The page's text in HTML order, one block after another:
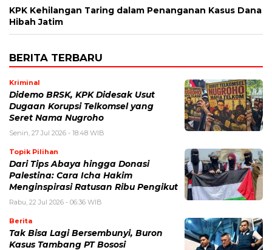
KPK Kehilangan Taring dalam Penanganan Kasus Dana
Hibah Jatim
BERITA TERBARU
Kriminal
Didemo BRSK, KPK Didesak Usut
Dugaan Korupsi Telkomsel yang
Seret Nama Nugroho
Senin, 27 Jul 2026 - 18:48 WIB
Topik Pilihan
Dari Tips Abaya hingga Donasi
Palestina: Cara Icha Hakim
Menginspirasi Ratusan Ribu Pengikut
Rabu, 22 Jul 2026 - 06:36 WIB
Berita
Tak Bisa Lagi Bersembunyi, Buron
Kasus Tambang PT Bososi